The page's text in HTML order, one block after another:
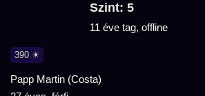
Szint: 5
11 éve tag, offline
390 ☀
Papp Martin (Costa)